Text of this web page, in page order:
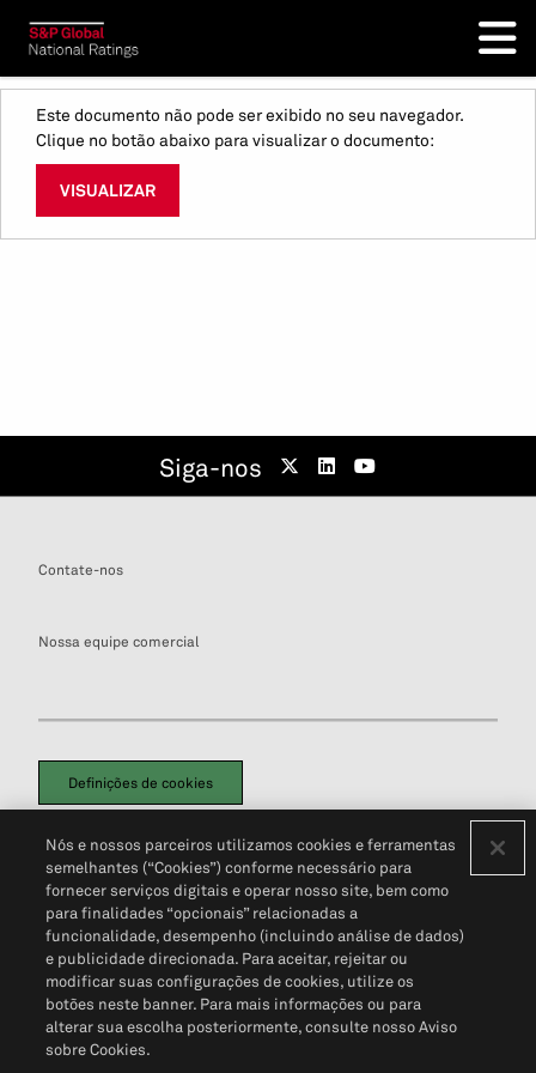
Este documento não pode ser exibido no seu navegador.
Clique no botão abaixo para visualizar o documento:
VISUALIZAR
Siga-nos
Contate-nos
Nossa equipe comercial
Definições de cookies
Política de PrivacidadePortal de privacidade do cliente (em inglês)
Não Venda Minhas Informações Pessoais© 2026 S&P Global
Nós e nossos parceiros utilizamos cookies e ferramentas
semelhantes (“Cookies”) conforme necessário para
fornecer serviços digitais e operar nosso site, bem como
para finalidades “opcionais” relacionadas a
funcionalidade, desempenho (incluindo análise de dados)
e publicidade direcionada. Para aceitar, rejeitar ou
modificar suas configurações de cookies, utilize os
botões neste banner. Para mais informações ou para
alterar sua escolha posteriormente, consulte nosso Aviso
sobre Cookies.